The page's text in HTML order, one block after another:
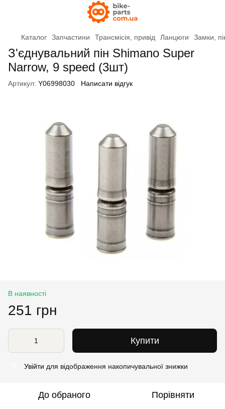
Каталог Запчастини Трансмісія, привід Ланцюги Замки,
З'єднувальний пін Shimano Super
Narrow, 9 speed (3шт)
Артикул: Y06998030 Написати відгук
В наявності
251 грн
Купити
Увійти для відображення накопичувальної знижки
До обраного Порівняти